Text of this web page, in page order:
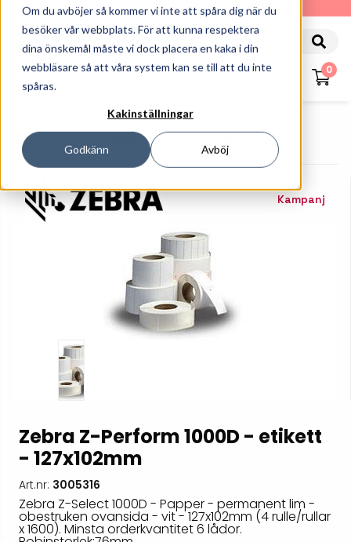
Om du avböjer så kommer vi inte att spåra dig när du
besöker vår webbplats. För att kunna respektera
dina önskemål måste vi dock placera en kaka i din
webbläsare så att våra system kan se till att du inte
spåras.
Kakinställningar
Godkänn Avböj
010-162 61 90
0
Etiketter Och Färgband
Zebra Z-Perform 1000D - Etikett - 127x102mm
Kampanj
Zebra Z-Perform 1000D - etikett
- 127x102mm
Art.nr: 3005316
Zebra Z-Select 1000D - Papper - permanent lim -
obestruken ovansida - vit - 127x102mm (4 rulle/rullar
x 1600). Minsta orderkvantitet 6 lådor.